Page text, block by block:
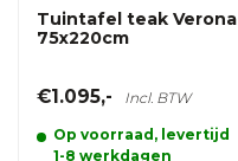
Tuintafel teak Verona
75x220cm
€1.095,- Incl. BTW
Op voorraad, levertijd
1-8 werkdagen